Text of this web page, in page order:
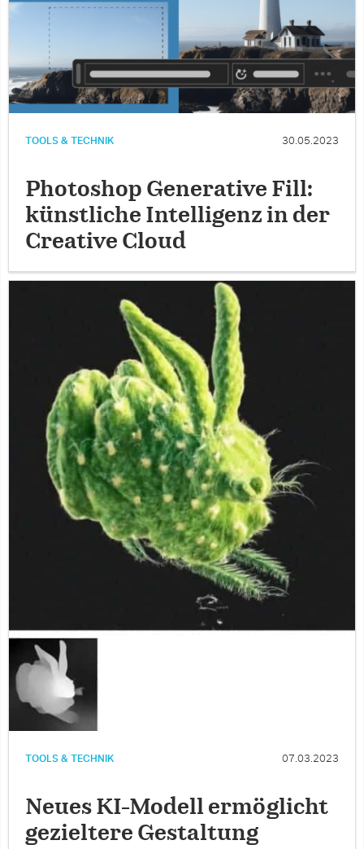
TOOLS & TECHNIK 30.05.2023
Photoshop Generative Fill:
künstliche Intelligenz in der
Creative Cloud
TOOLS & TECHNIK 07.03.2023
Neues KI-Modell ermöglicht
gezieltere Gestaltung